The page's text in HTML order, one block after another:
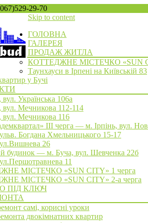
29-70
Skip to content
ГОЛОВНА
ГАЛЕРЕЯ
ПРОДАЖ ЖИТЛА
КОТТЕДЖНЕ МІСТЕЧКО «SUN
Таунхауси в Ірпені на Київській 83
у Бучі
вул. Українська 106а
вул. Мечникова 112-114
вул. Мечникова 116
III черга — м. Ірпінь, вул.
Богдана Хмельницького 15-17
26
будинок — м. Буча, вул. Шевченка 22б
11
МІСТЕЧКО «SUN CITY» 1 черга
МІСТЕЧКО «SUN CITY» 2-а черга
ПІД КЛЮЧ
самі, корисні уроки
двокімнатних квартир